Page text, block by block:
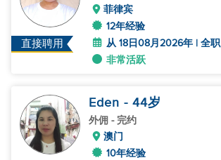
直接聘用
菲律宾
12年经验
从 18日08月2026年 | 全职
非常活跃
Eden - 44岁
外佣 - 完约
澳门
10年经验